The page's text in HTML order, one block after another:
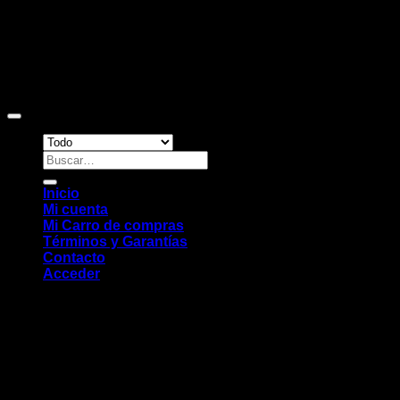
Buscar
por:
Inicio
Mi cuenta
Mi Carro de compras
Términos y Garantías
Contacto
Acceder